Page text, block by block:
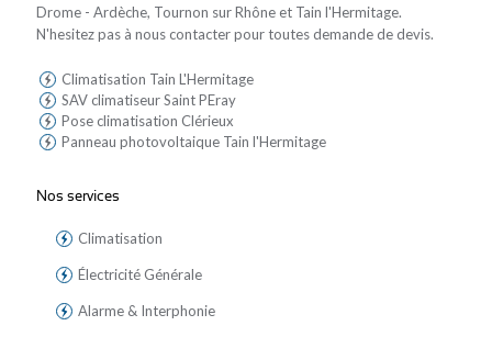
Drome - Ardèche, Tournon sur Rhône et Tain l'Hermitage.
N'hesitez pas à nous contacter pour toutes demande de devis.
Climatisation Tain L'Hermitage
SAV climatiseur Saint PEray
Pose climatisation Clérieux
Panneau photovoltaique Tain l'Hermitage
Nos services
Climatisation
Électricité Générale
Alarme & Interphonie